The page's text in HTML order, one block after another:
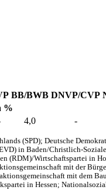
BB/BWB DNVP/CVP
%
4,0 -
(SPD); Deutsche
in Baden/Christlich-
(RDM)/Wirtschaftspartei in
mit der
mit dem
in Hessen;